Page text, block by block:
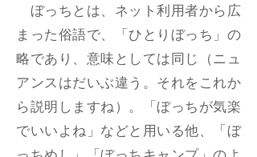
ぼっちとは、ネット利用者から広
まった俗語で、「ひとりぼっち」の
略であり、意味としては同じ（ニュ
アンスはだいぶ違う。それをこれか
ら説明しますね）。「ぼっちが気楽
でいいよね」などと用いる他、「ぼ